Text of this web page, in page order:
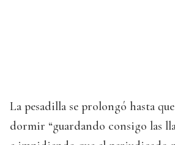
La pesadilla se prolongó hasta
dormir “guardando consigo las